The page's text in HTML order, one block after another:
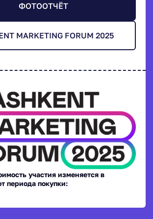
ФОТООТЧЁТ
MARKETING FORUM 2025
участия изменяется в
периода покупки: